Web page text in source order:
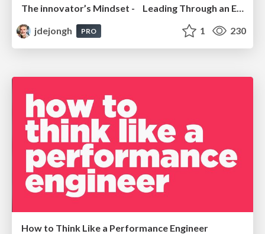
jdejongh
PRO 1 230
How to Think Like a Performance Engineer